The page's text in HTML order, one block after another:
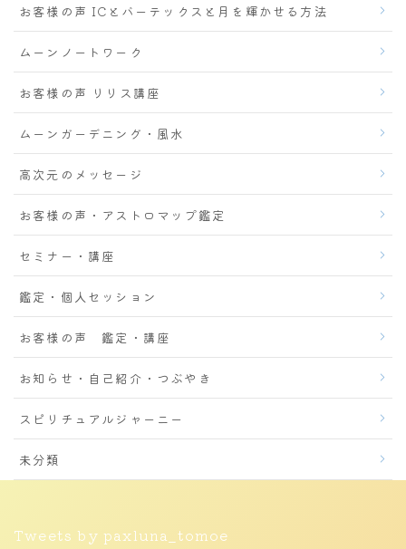
お客様の声 ICとバーテックスと月を輝かせる方法
ムーンノートワーク
お客様の声 リリス講座
ムーンガーデニング・風水
高次元のメッセージ
お客様の声・アストロマップ鑑定
セミナー・講座
鑑定・個人セッション
お客様の声 鑑定・講座
お知らせ・自己紹介・つぶやき
スピリチュアルジャーニー
未分類
Tweets by paxluna_tomoe